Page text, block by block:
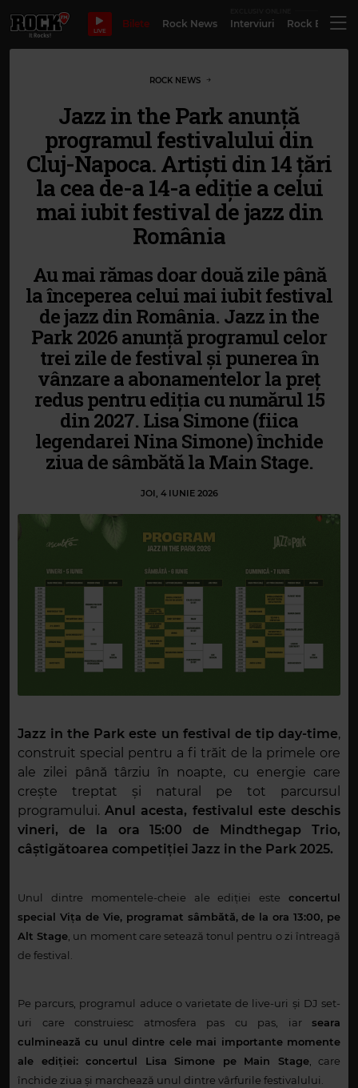
LIVE
Bilete Rock News Interviuri Rock
ROCK NEWS
Jazz in the Park anunță
programul festivalului din
Cluj-Napoca. Artiști din 14 țări
la cea de-a 14-a ediție a celui
mai iubit festival de jazz din
România
Au mai rămas doar două zile până
la începerea celui mai iubit festival
de jazz din România. Jazz in the
Park 2026 anunță programul celor
trei zile de festival și punerea în
vânzare a abonamentelor la preț
redus pentru ediția cu numărul 15
din 2027. Lisa Simone (fiica
legendarei Nina Simone) închide
ziua de sâmbătă la Main Stage.
JOI, 4 IUNIE 2026
Jazz in the Park este un festival de tip day-time,
construit special pentru a fi trăit de la primele ore
ale zilei până târziu în noapte, cu energie care
crește treptat și natural pe tot parcursul
programului.Anul acesta, festivalul este deschis
vineri, de la ora 15:00 de Mindthegap Trio,
câștigătoarea competiției Jazz in the Park 2025.
Unul dintre momentele-cheie ale ediției este concertul
special Vița de Vie, programat sâmbătă, de la ora 13:00, pe
Alt Stage, un moment care setează tonul pentru o zi întreagă
de festival.
Pe parcurs, programul aduce o varietate de live-uri și DJ set-
uri care construiesc atmosfera pas cu pas, iar seara
culminează cu unul dintre cele mai importante momente
ale ediției: concertul Lisa Simone pe Main Stage, care
închide ziua și marchează unul dintre vârfurile festivalului.